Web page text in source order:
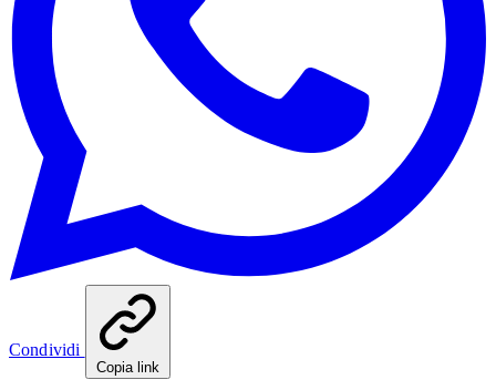
Condividi
Copia link